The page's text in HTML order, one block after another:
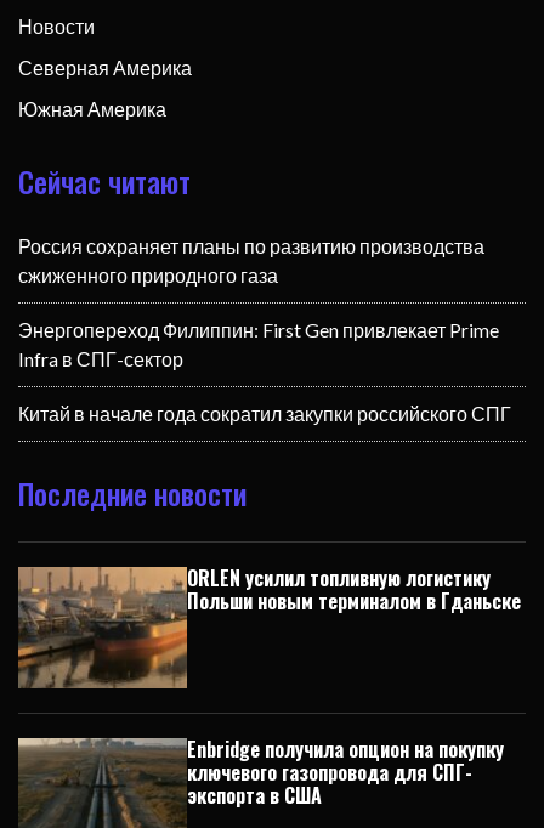
Новости
Северная Америка
Южная Америка
Сейчас читают
Россия сохраняет планы по развитию производства
сжиженного природного газа
Энергопереход Филиппин: First Gen привлекает Prime
Infra в СПГ-сектор
Китай в начале года сократил закупки российского СПГ
Последние новости
ORLEN усилил топливную логистику
Польши новым терминалом в Гданьске
Enbridge получила опцион на покупку
ключевого газопровода для СПГ-
экспорта в США